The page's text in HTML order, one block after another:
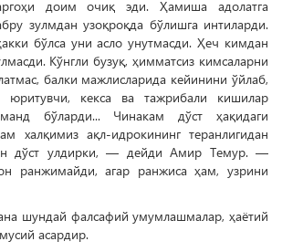
доим очиқ эди. Ҳамиша адолатга
зулмдан узоқроқда бўлишга интиларди.
бўлса уни асло унутмасди. Ҳеч кимдан
Кўнгли бузуқ, ҳимматсиз кимсаларни
балки мажлисларида кейинини ўйлаб,
кекса ва тажрибали кишилар
бўларди... Чинакам дўст ҳақидаги
халқимиз ақл-идрокининг теранлигидан
дўст улдирки, — дейди Амир Темур. —
ранжимайди, агар ранжиса ҳам, узрини
ана шундай фалсафий умумлашмалар, ҳаётий
асардир.